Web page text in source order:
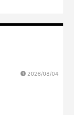
2026/08/04